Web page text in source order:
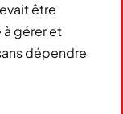
être
gérer et
dépendre